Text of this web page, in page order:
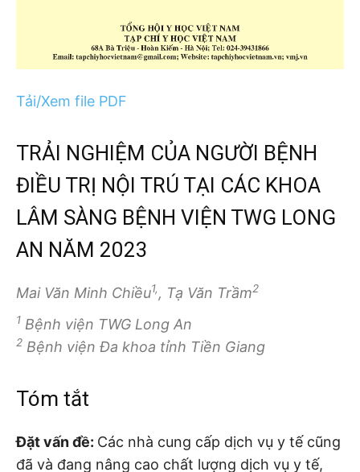
Tải/Xem file PDF
TRẢI NGHIỆM CỦA NGƯỜI BỆNH
ĐIỀU TRỊ NỘI TRÚ TẠI CÁC KHOA
LÂM SÀNG BỆNH VIỆN TWG LONG
AN NĂM 2023
Mai Văn Minh Chiều1,, Tạ Văn Trầm2
1 Bệnh viện TWG Long An
2 Bệnh viện Đa khoa tỉnh Tiền Giang
Tóm tắt
Đặt vấn đề: Các nhà cung cấp dịch vụ y tế cũng
đã và đang nâng cao chất lượng dịch vụ y tế,